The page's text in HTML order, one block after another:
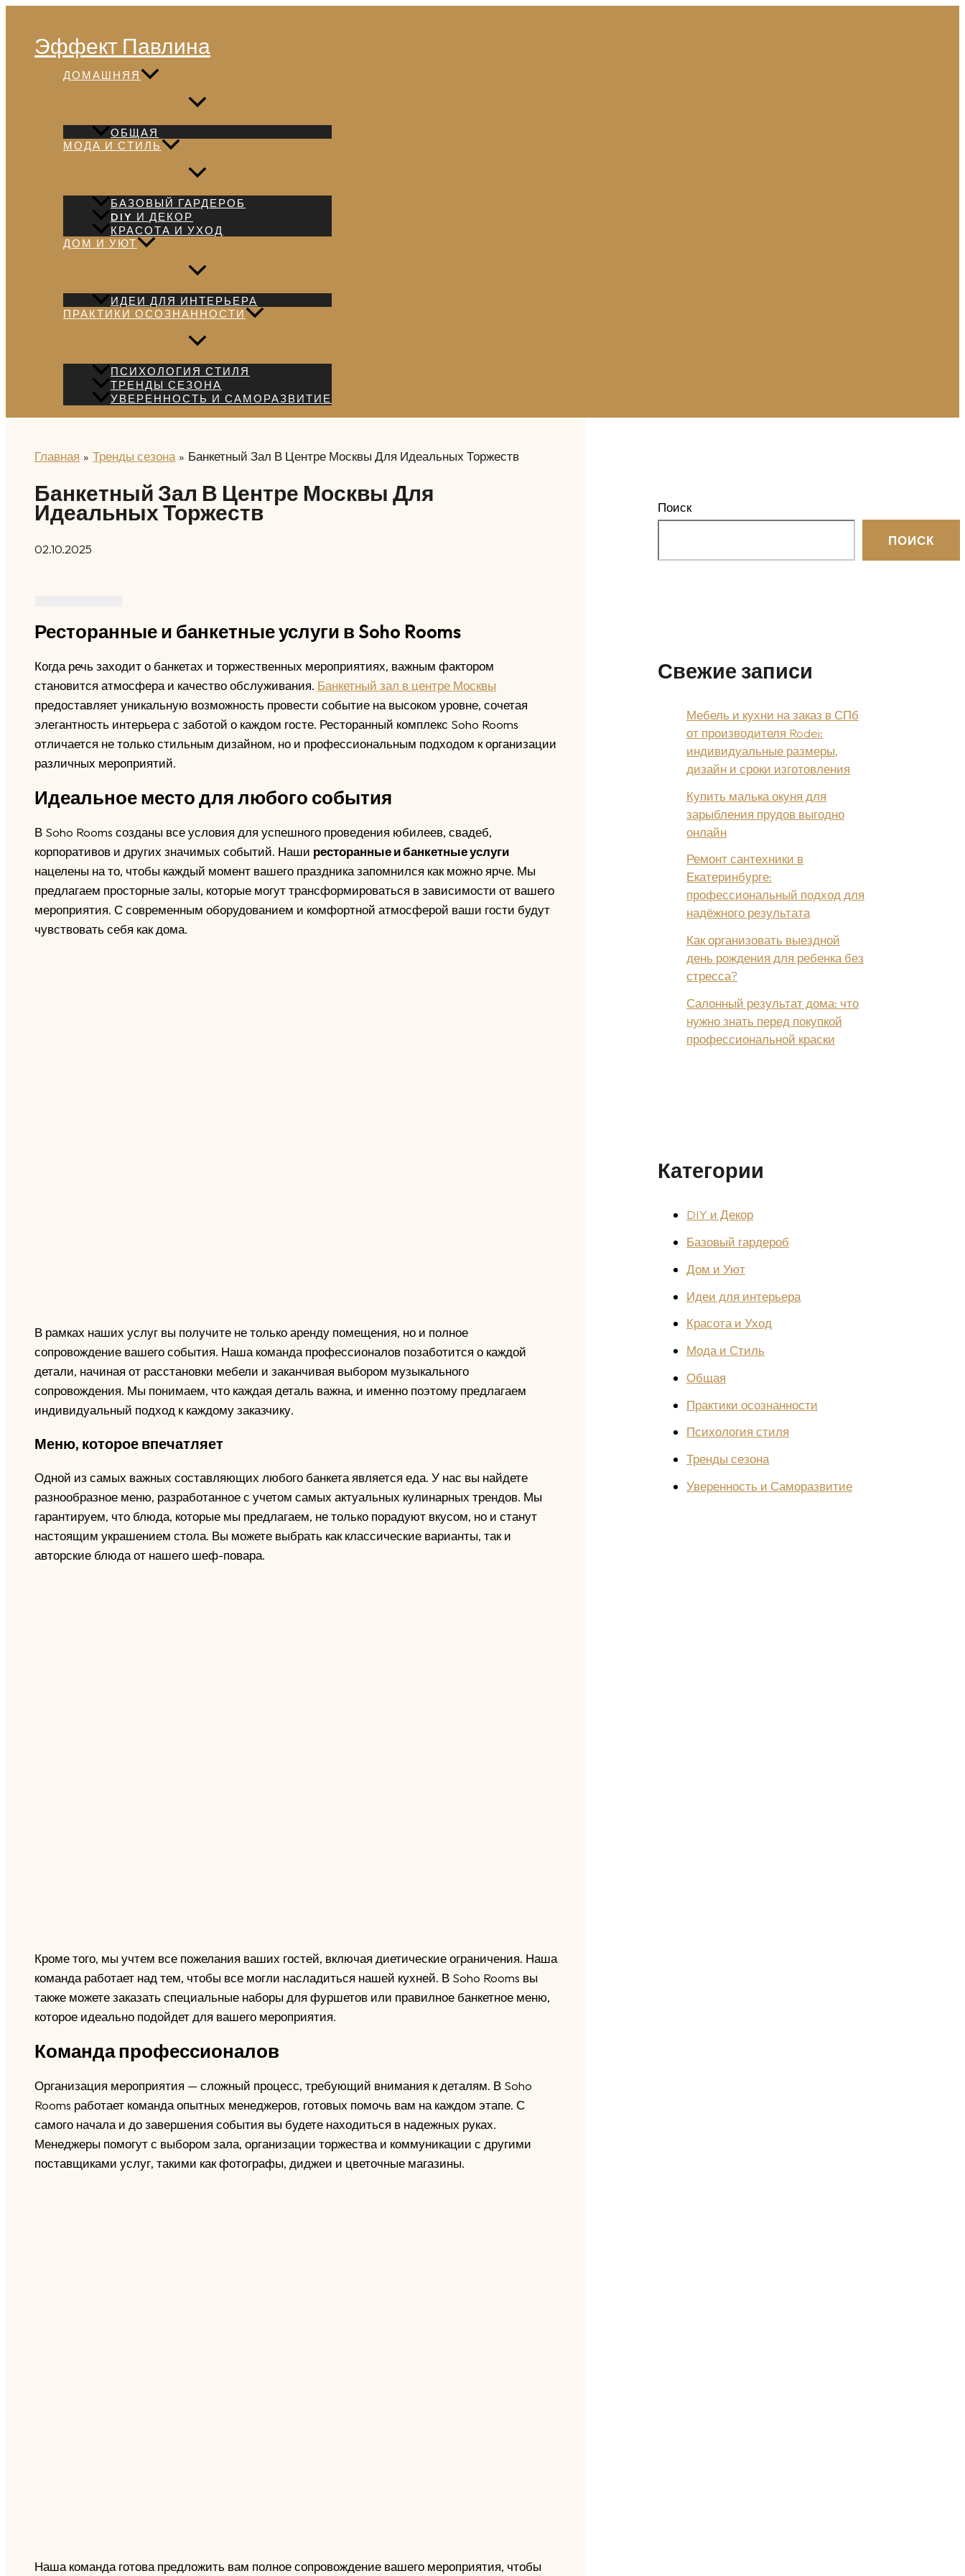
содержимому
Эффект Павлина
ДОМАШНЯЯ
ОБЩАЯ
МОДА И СТИЛЬ
БАЗОВЫЙ ГАРДЕРОБ
DIY И ДЕКОР
КРАСОТА И УХОД
ДОМ И УЮТ
ИДЕИ ДЛЯ ИНТЕРЬЕРА
ПРАКТИКИ ОСОЗНАННОСТИ
ПСИХОЛОГИЯ СТИЛЯ
ТРЕНДЫ СЕЗОНА
УВЕРЕННОСТЬ И САМОРАЗВИТИЕ
Главная Тренды сезона Банкетный Зал В Центре Москвы Для Идеальных Торжеств
Банкетный Зал В Центре Москвы Для
Идеальных Торжеств
02.10.2025
Ресторанные и банкетные услуги в Soho Rooms
Когда речь заходит о банкетах и торжественных мероприятиях, важным фактором
становится атмосфера и качество обслуживания. Банкетный зал в центре Москвы
предоставляет уникальную возможность провести событие на высоком уровне, сочетая
элегантность интерьера с заботой о каждом госте. Ресторанный комплекс Soho Rooms
отличается не только стильным дизайном, но и профессиональным подходом к организации
различных мероприятий.
Идеальное место для любого события
В Soho Rooms созданы все условия для успешного проведения юбилеев, свадеб,
корпоративов и других значимых событий. Наши ресторанные и банкетные услуги
нацелены на то, чтобы каждый момент вашего праздника запомнился как можно ярче. Мы
предлагаем просторные залы, которые могут трансформироваться в зависимости от вашего
мероприятия. С современным оборудованием и комфортной атмосферой ваши гости будут
чувствовать себя как дома.
В рамках наших услуг вы получите не только аренду помещения, но и полное
сопровождение вашего события. Наша команда профессионалов позаботится о каждой
детали, начиная от расстановки мебели и заканчивая выбором музыкального
сопровождения. Мы понимаем, что каждая деталь важна, и именно поэтому предлагаем
индивидуальный подход к каждому заказчику.
Меню, которое впечатляет
Одной из самых важных составляющих любого банкета является еда. У нас вы найдете
разнообразное меню, разработанное с учетом самых актуальных кулинарных трендов. Мы
гарантируем, что блюда, которые мы предлагаем, не только порадуют вкусом, но и станут
настоящим украшением стола. Вы можете выбрать как классические варианты, так и
авторские блюда от нашего шеф-повара.
Кроме того, мы учтем все пожелания ваших гостей, включая диетические ограничения. Наша
команда работает над тем, чтобы все могли насладиться нашей кухней. В Soho Rooms вы
также можете заказать специальные наборы для фуршетов или правилное банкетное меню,
которое идеально подойдет для вашего мероприятия.
Команда профессионалов
Организация мероприятия — сложный процесс, требующий внимания к деталям. В Soho
Rooms работает команда опытных менеджеров, готовых помочь вам на каждом этапе. С
самого начала и до завершения события вы будете находиться в надежных руках.
Менеджеры помогут с выбором зала, организации торжества и коммуникации с другими
поставщиками услуг, такими как фотографы, диджеи и цветочные магазины.
Наша команда готова предложить вам полное сопровождение вашего мероприятия, чтобы
Поиск
ПОИСК
Свежие записи
Мебель и кухни на заказ в СПб
от производителя Rodei:
индивидуальные размеры,
дизайн и сроки изготовления
Купить малька окуня для
зарыбления прудов выгодно
онлайн
Ремонт сантехники в
Екатеринбурге:
профессиональный подход для
надёжного результата
Как организовать выездной
день рождения для ребенка без
стресса?
Салонный результат дома: что
нужно знать перед покупкой
профессиональной краски
Категории
DIY и Декор
Базовый гардероб
Дом и Уют
Идеи для интерьера
Красота и Уход
Мода и Стиль
Общая
Практики осознанности
Психология стиля
Тренды сезона
Уверенность и Саморазвитие